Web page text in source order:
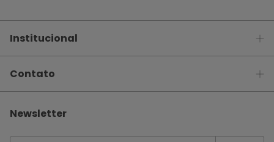
Institucional
Contato
Newsletter